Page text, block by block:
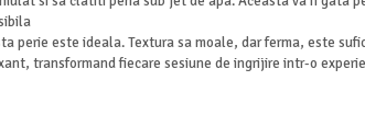
perie este ideala. Textura sa moale, dar ferma, este
transformand fiecare sesiune de ingrijire intr-o